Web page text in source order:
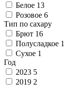
Белое 13
Розовое 6
Тип по сахару
Брют 16
Полусладкое 1
Сухое 1
Год
2023 5
2019 2